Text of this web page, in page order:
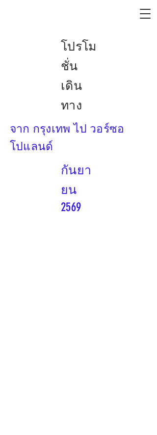
โปรโม
ชั่น
เดิน
ทาง
จาก กรุงเทพ ไป วอร์ซอ
โปแลนด์
กันยา
ยน
2569